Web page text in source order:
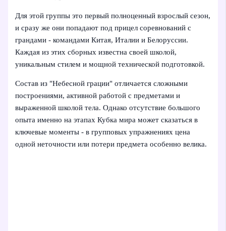
Для этой группы это первый полноценный взрослый сезон,
и сразу же они попадают под прицел соревнований с
грандами - командами Китая, Италии и Белоруссии.
Каждая из этих сборных известна своей школой,
уникальным стилем и мощной технической подготовкой.
Состав из "Небесной грации" отличается сложными
построениями, активной работой с предметами и
выраженной школой тела. Однако отсутствие большого
опыта именно на этапах Кубка мира может сказаться в
ключевые моменты - в групповых упражнениях цена
одной неточности или потери предмета особенно велика.